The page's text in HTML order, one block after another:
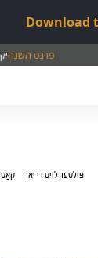
Download
פרנס השנה
פילטער לויט די יאר